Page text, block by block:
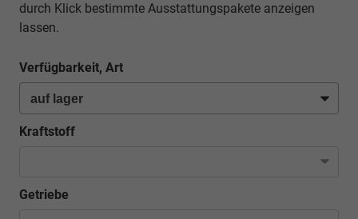
durch Klick bestimmte Ausstattungspakete anzeigen
lassen.
Verfügbarkeit, Art
Kraftstoff
Getriebe